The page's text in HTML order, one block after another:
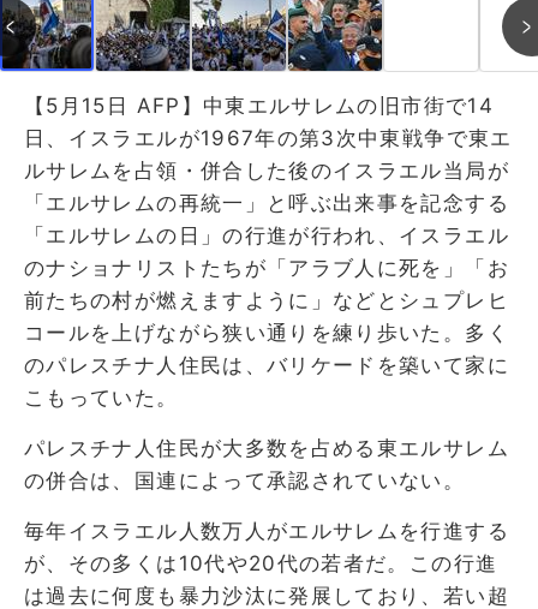
【5月15日 AFP】中東エルサレムの旧市街で14
日、イスラエルが1967年の第3次中東戦争で東エ
ルサレムを占領・併合した後のイスラエル当局が
「エルサレムの再統一」と呼ぶ出来事を記念する
「エルサレムの日」の行進が行われ、イスラエル
のナショナリストたちが「アラブ人に死を」「お
前たちの村が燃えますように」などとシュプレヒ
コールを上げながら狭い通りを練り歩いた。多く
のパレスチナ人住民は、バリケードを築いて家に
こもっていた。
パレスチナ人住民が大多数を占める東エルサレム
の併合は、国連によって承認されていない。
毎年イスラエル人数万人がエルサレムを行進する
が、その多くは10代や20代の若者だ。この行進
は過去に何度も暴力沙汰に発展しており、若い超